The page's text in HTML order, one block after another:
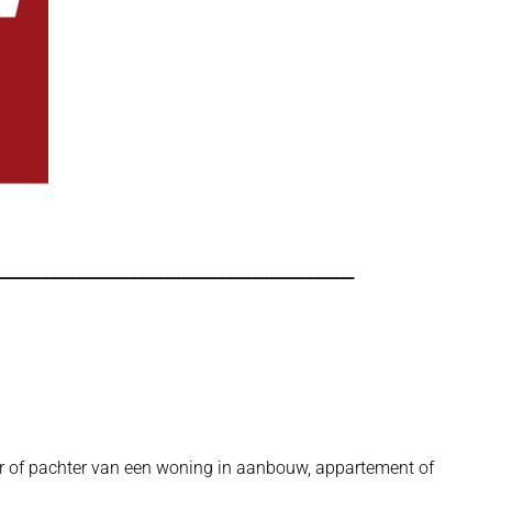
pachter van een woning in aanbouw, appartement of